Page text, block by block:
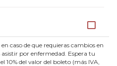
caso de que requieras cambios en
por enfermedad. Espera tu
10% del valor del boleto (más IVA,